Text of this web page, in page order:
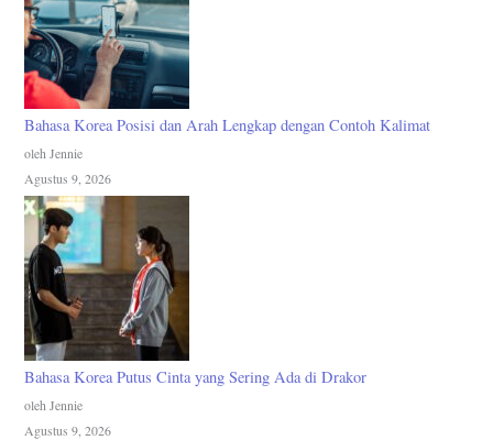
Bahasa Korea Posisi dan Arah Lengkap dengan Contoh Kalimat
oleh Jennie
Agustus 9, 2026
Bahasa Korea Putus Cinta yang Sering Ada di Drakor
oleh Jennie
Agustus 9, 2026